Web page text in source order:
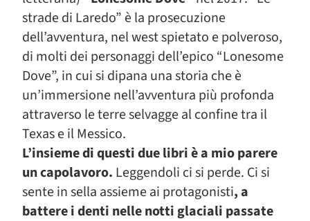
strade di Laredo” è la prosecuzione
dell’avventura, nel west spietato e polveroso,
di molti dei personaggi dell’epico “Lonesome
Dove”, in cui si dipana una storia che è
un’immersione nell’avventura più profonda
attraverso le terre selvagge al confine tra il
Texas e il Messico.
L’insieme di questi due libri è a mio parere
un capolavoro. Leggendoli ci si perde. Ci si
sente in sella assieme ai protagonisti, a
battere i denti nelle notti glaciali passate